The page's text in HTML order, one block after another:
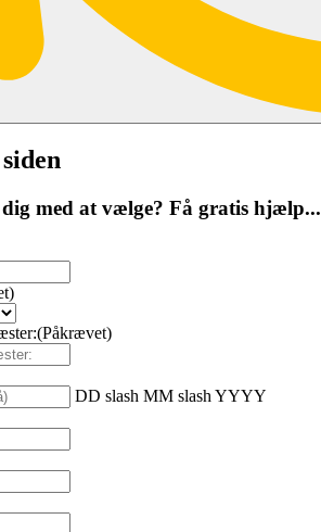
med at vælge? Få gratis hjælp...
(Påkrævet)
DD slash MM slash YYYY